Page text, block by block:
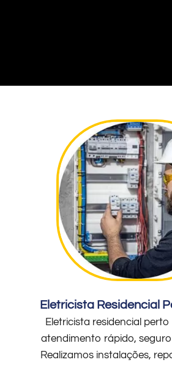
Eletricista Residencial
Eletricista residencial
atendimento rápido,
Realizamos instalações,